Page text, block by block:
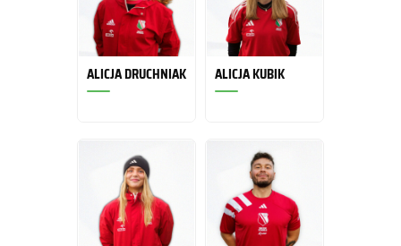
ALICJA DRUCHNIAK ALICJA KUBIK